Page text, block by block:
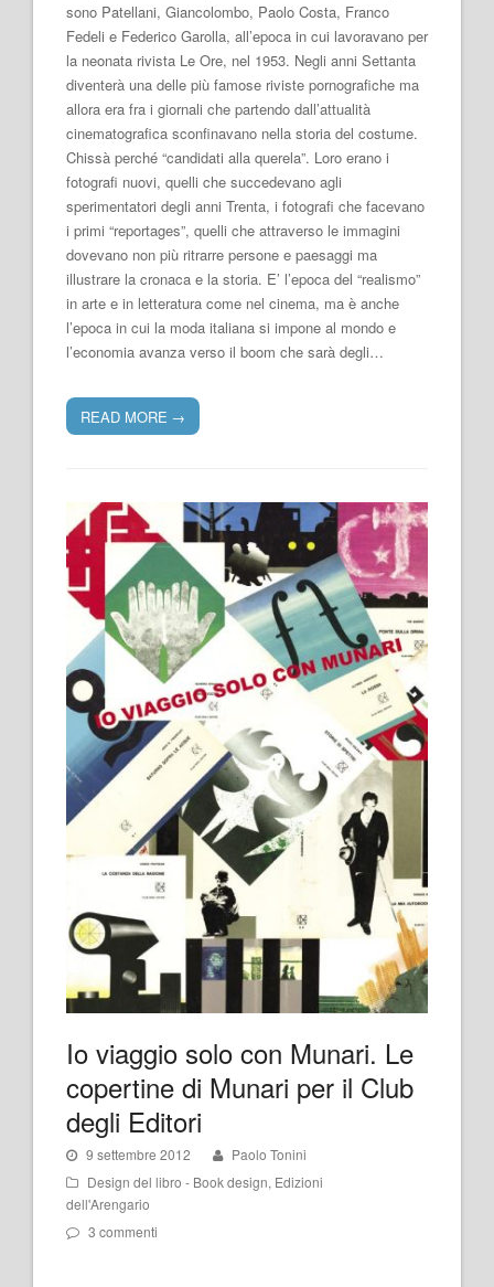
sono Patellani, Giancolombo, Paolo Costa, Franco
Fedeli e Federico Garolla, all’epoca in cui lavoravano per
la neonata rivista Le Ore, nel 1953. Negli anni Settanta
diventerà una delle più famose riviste pornografiche ma
allora era fra i giornali che partendo dall’attualità
cinematografica sconfinavano nella storia del costume.
Chissà perché “candidati alla querela”. Loro erano i
fotografi nuovi, quelli che succedevano agli
sperimentatori degli anni Trenta, i fotografi che facevano
i primi “reportages”, quelli che attraverso le immagini
dovevano non più ritrarre persone e paesaggi ma
illustrare la cronaca e la storia. E’ l’epoca del “realismo”
in arte e in letteratura come nel cinema, ma è anche
l’epoca in cui la moda italiana si impone al mondo e
l’economia avanza verso il boom che sarà degli…
READ MORE →
Io viaggio solo con Munari. Le
copertine di Munari per il Club
degli Editori
9 settembre 2012
Paolo Tonini
Design del libro - Book design, Edizioni
dell'Arengario
3 commenti